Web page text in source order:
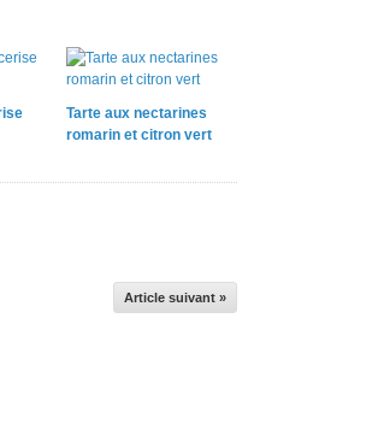
Tarte aux nectarines
romarin et citron vert
Article suivant »